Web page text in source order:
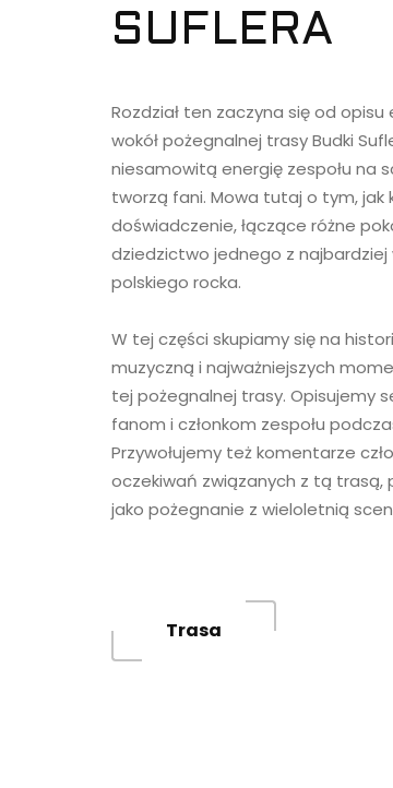
SUFLERA
Rozdział ten zaczyna się od
wokół pożegnalnej trasy Budki
niesamowitą energię zespołu na
tworzą fani. Mowa tutaj o tym, jak
doświadczenie, łączące różne
dziedzictwo jednego z najbardziej
polskiego rocka.
W tej części skupiamy się na
muzyczną i najważniejszych
tej pożegnalnej trasy. Opisujemy
fanom i członkom zespołu
Przywołujemy też komentarze
oczekiwań związanych z tą trasą,
jako pożegnanie z wieloletnią
Trasa